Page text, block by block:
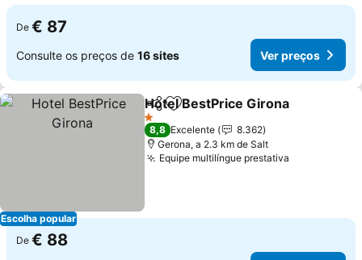
De € 87
Consulte os preços de 16 sites Ver preços
Escolha popular
PartilharAdicionar aos favoritos
Hotel BestPrice Girona
1 Estrelas
8,8 Excelente
8.362
Gerona, a 2.3 km de Salt
Equipe multilíngue prestativa
De € 88